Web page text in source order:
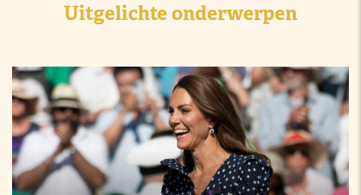
Uitgelichte onderwerpen